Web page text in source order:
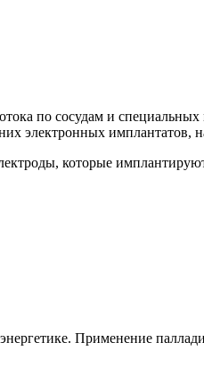
по сосудам и
электронных имплантатов,
которые
Применение